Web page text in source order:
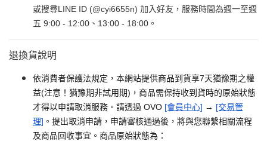
或搜尋LINE ID (@cyi6655n) 加入好友，服務時間為週一至週
五 9:00 - 12:00、13:00 - 18:00。
退換貨說明
依消費者保護法規定，本網站提供商品到貨享7天猶豫期之權
益(注意！猶豫期非試用期)，商品需保持收到貨時的原始狀態
才得以申請取消服務。請透過 OVO [會員中心] → [交易管
理] 。提出取消申請，申請審核通過後，將與您聯繫相關流程
及商品回收事宜。商品原始狀態為：